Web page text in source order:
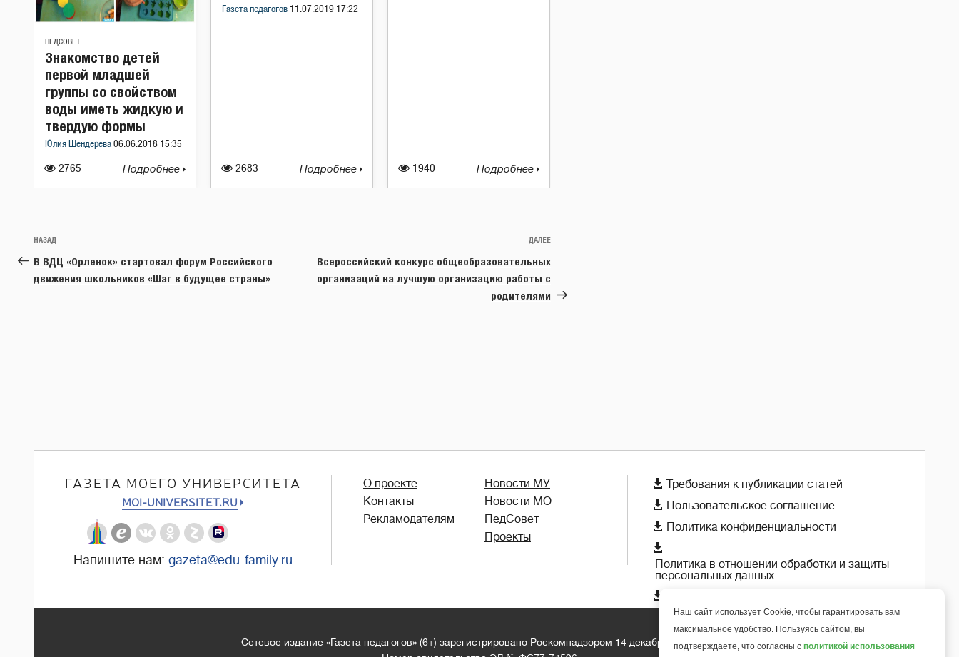
ПЕДСОВЕТ
2765
Знакомство детей
первой младшей
группы со свойством
воды иметь жидкую и
твердую формы
Юлия Шендерева 06.06.2018 15:35
Подробнее 2683
Газета педагогов 11.07.2019 17:22
Подробнее 1940 Подробнее
Навигация
по
записям
Предыдущая
запись:
НАЗАД
В ВДЦ «Орленок» стартовал форум Российского
движения школьников «Шаг в будущее страны»
Следующая
запись
ДАЛЕЕ
Всероссийский конкурс общеобразовательных
организаций на лучшую организацию работы с
родителями
ГАЗЕТА МОЕГО УНИВЕРСИТЕТА
MOI-UNIVERSITET.RU
Напишите нам: gazeta@edu-family.ru
О проекте
Контакты
Рекламодателям
Новости МУ
Новости МО
ПедСовет
Проекты
 Требования к публикации статей
 Пользовательское соглашение
 Политика конфиденциальности

Политика в отношении обработки и защиты
персональных данных

Сетевое издание «Газета педагогов» (6+) зарегистрировано Роскомнадзором 14 декабря 2018 года
6+
Наш сайт использует Cookie, чтобы гарантировать вам
максимальное удобство. Пользуясь сайтом, вы
подтверждаете, что согласны с политикой использования